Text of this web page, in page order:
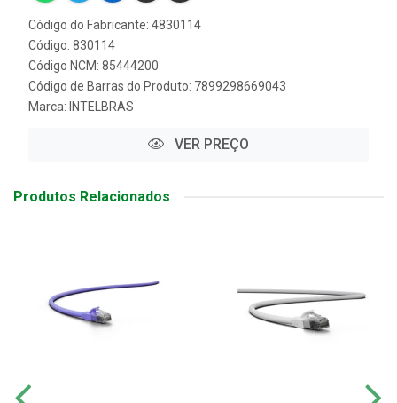
Código do Fabricante: 4830114
Código: 830114
Código NCM: 85444200
Código de Barras do Produto: 7899298669043
Marca: INTELBRAS
VER PREÇO
Produtos Relacionados